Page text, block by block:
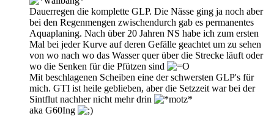
Dauerregen die komplette GLP. Die Nässe ging ja noch aber
bei den Regenmengen zwischendurch gab es permanentes
Aquaplaning. Nach über 20 Jahren NS habe ich zum ersten
Mal bei jeder Kurve auf deren Gefälle geachtet um zu sehen
von wo nach wo das Wasser quer über die Strecke läuft oder
wo die Senken für die Pfützen sind
Mit beschlagenen Scheiben eine der schwersten GLP's für
mich. GTI ist heile geblieben, aber die Setzzeit war bei der
Sintflut nachher nicht mehr drin
aka G60Ing